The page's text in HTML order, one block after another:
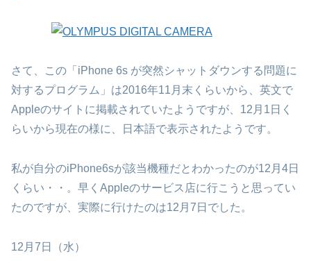
さて、この「iPhone 6s が突然シャットダウンする問題に
対するプログラム」は2016年11月末くらいから、英文で
Appleのサイトに掲載されていたようですが、12月1日く
らいから現在の様に、日本語で表示されたようです。
私が自分のiPhone6sが該当機種だとわかったのが12月4日
くらい・・。早くAppleのサービス店に行こうと思ってい
たのですが、実際に行けたのは12月7日でした。
12月7日（水）